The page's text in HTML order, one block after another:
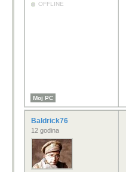
OFFLINE
Moj PC
Baldrick76
12 godina